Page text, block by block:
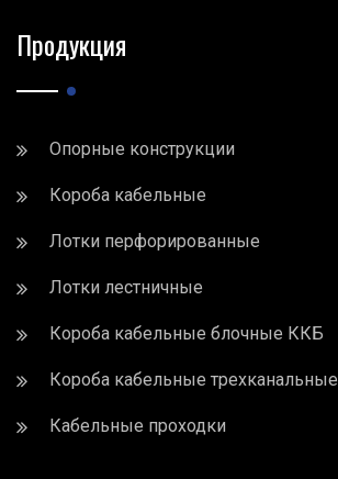
Продукция
Опорные конструкции
Короба кабельные
Лотки перфорированные
Лотки лестничные
Короба кабельные блочные ККБ
Короба кабельные трехканальные
Кабельные проходки